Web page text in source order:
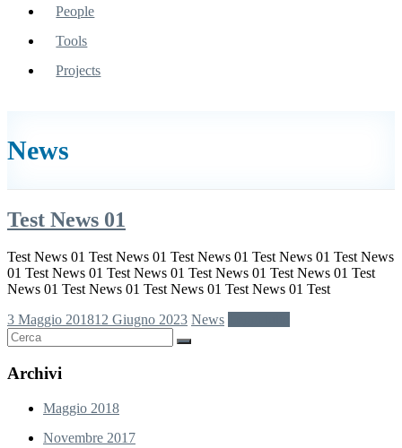
[:en]Laboratory
Analysis [:]
People
Tools
Projects
News
Test News 01
Test News 01 Test News 01 Test News 01 Test News 01 Test News
01 Test News 01 Test News 01 Test News 01 Test News 01 Test
News 01 Test News 01 Test News 01 Test News 01 Test
3 Maggio 201812 Giugno 2023 News
Archivi
Maggio 2018
Novembre 2017